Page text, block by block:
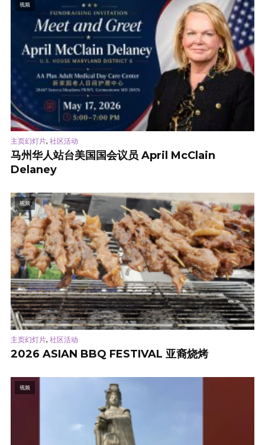
视频
主页幻灯片, 社区活动
马州华人站台美国国会议员 April McClain
Delaney
视频
主页幻灯片, 社区活动
2026 ASIAN BBQ FESTIVAL 亚裔烧烤
视频